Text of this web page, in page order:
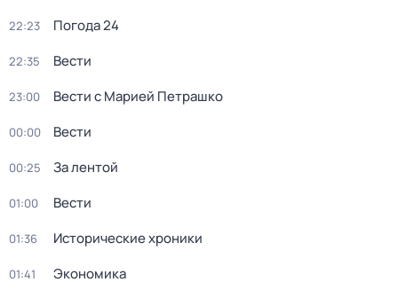
22:23 Погода 24
22:35 Вести
23:00 Вести с Марией Петрашко
00:00 Вести
00:25 За лентой
01:00 Вести
01:36 Исторические хроники
01:41 Экономика